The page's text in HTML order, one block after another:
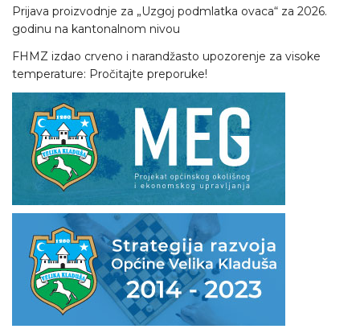
Prijava proizvodnje za „Uzgoj podmlatka ovaca“ za 2026.
godinu na kantonalnom nivou
FHMZ izdao crveno i narandžasto upozorenje za visoke
temperature: Pročitajte preporuke!